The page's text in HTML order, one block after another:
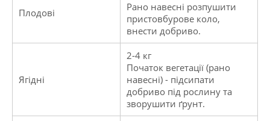
Плодові
Рано навесні розпушити
пристовбурове коло,
внести добриво.
Ягідні
2-4 кг
Початок вегетації (рано
навесні) - підсипати
добриво під рослину та
зворушити ґрунт.